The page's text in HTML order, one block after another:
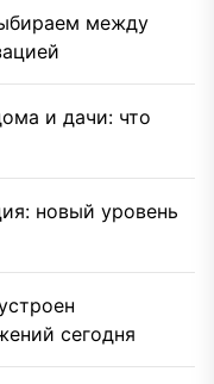
между
и дачи: что
новый уровень
сегодня